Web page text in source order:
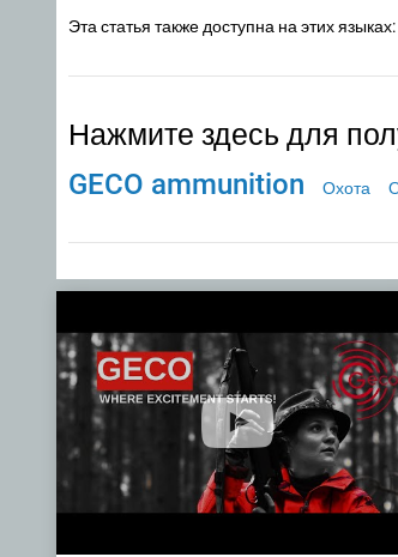
Эта статья также доступна на этих языках:
Нажмите здесь для
GECO ammunition Охота